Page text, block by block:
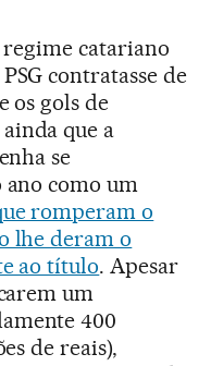
catariano
contratasse de
os gols de
ainda que a
se
como um
romperam o
lhe deram o
ao título. Apesar
um
400
de reais),